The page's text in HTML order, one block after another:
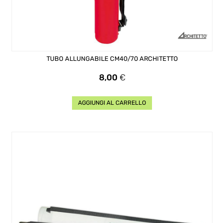
TUBO ALLUNGABILE CM40/70 ARCHITETTO
Prezzo
8,00 €
AGGIUNGI AL CARRELLO